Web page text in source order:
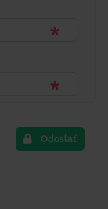
Odoslať